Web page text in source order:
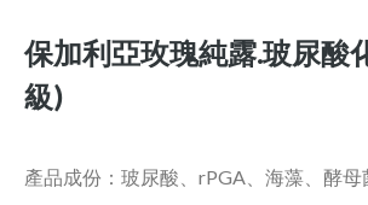
保加利亞玫瑰純露.玻尿酸
級)
產品成份：玻尿酸、rPGA、海藻、酵母